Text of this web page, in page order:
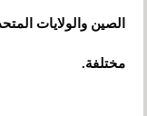
الصين والولايات
مختلفة.